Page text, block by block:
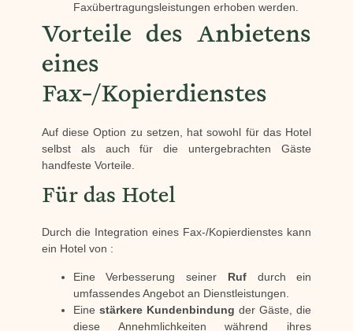
Faxübertragungsleistungen erhoben werden.
Vorteile des Anbietens
eines
Fax-/Kopierdienstes
Auf diese Option zu setzen, hat sowohl für das Hotel
selbst als auch für die untergebrachten Gäste
handfeste Vorteile.
Für das Hotel
Durch die Integration eines Fax-/Kopierdienstes kann
ein Hotel von :
Eine Verbesserung seiner Rufdurch ein
umfassendes Angebot an Dienstleistungen.
Eine stärkere Kundenbindung der Gäste, die
diese Annehmlichkeiten während ihres